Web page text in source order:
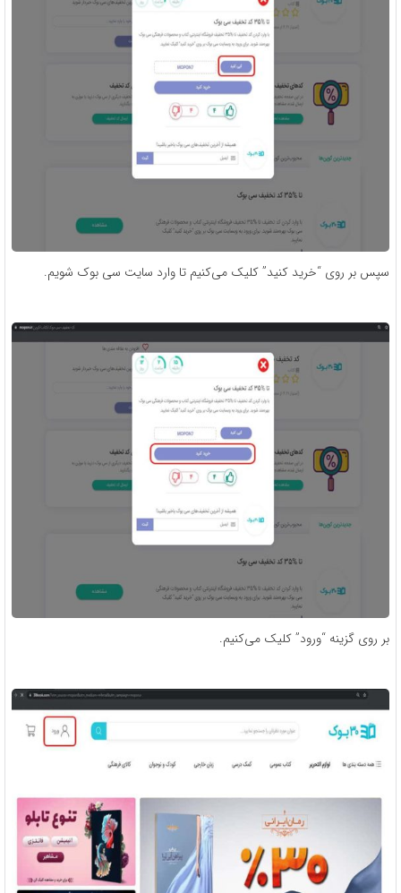
سپس بر روی “خرید کنید” کلیک می‌کنیم تا وارد سایت سی بوک شویم.
بر روی گزینه “ورود” کلیک می‌کنیم.